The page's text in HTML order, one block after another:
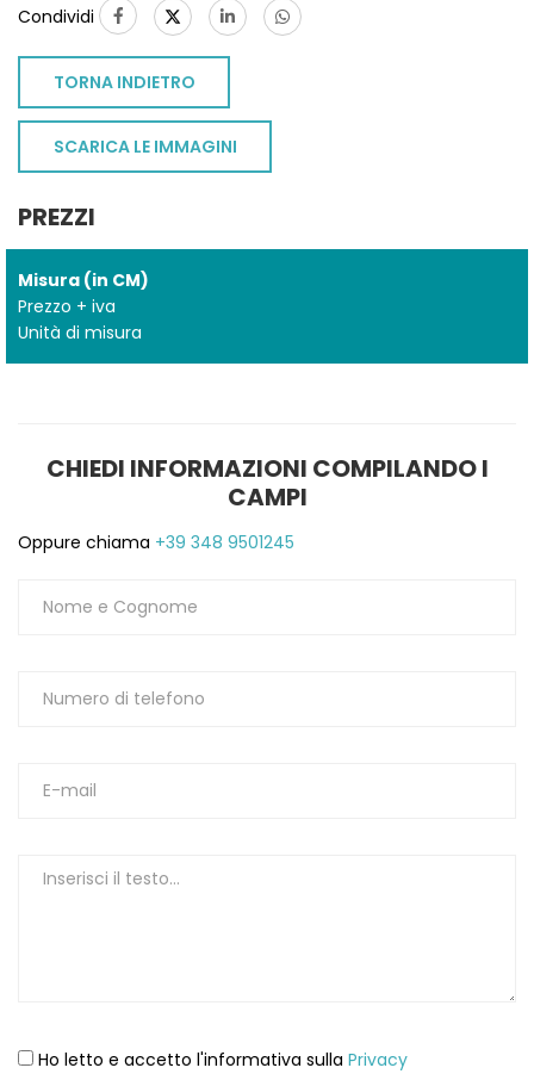
Condividi
TORNA INDIETRO
SCARICA LE IMMAGINI
PREZZI
Misura (in CM)
Prezzo + iva
Unità di misura
CHIEDI INFORMAZIONI COMPILANDO I
CAMPI
Oppure chiama +39 348 9501245
Ho letto e accetto l'informativa sulla Privacy